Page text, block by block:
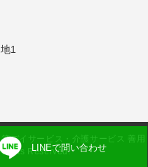
LINEで問い合わせ
1
デイサービス・介護サービス 善用
Reserved.